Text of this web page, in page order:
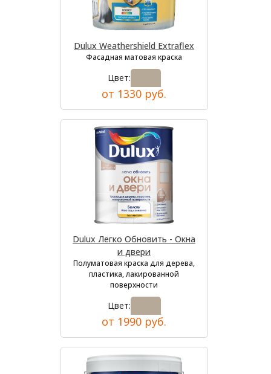
Dulux Weathershield Extraflex
Фасадная матовая краска
Цвет:
от 1330 руб.
Dulux Легко Обновить - Окна
и двери
Полуматовая краска для дерева,
пластика, лакированной
поверхности
Цвет:
от 1990 руб.